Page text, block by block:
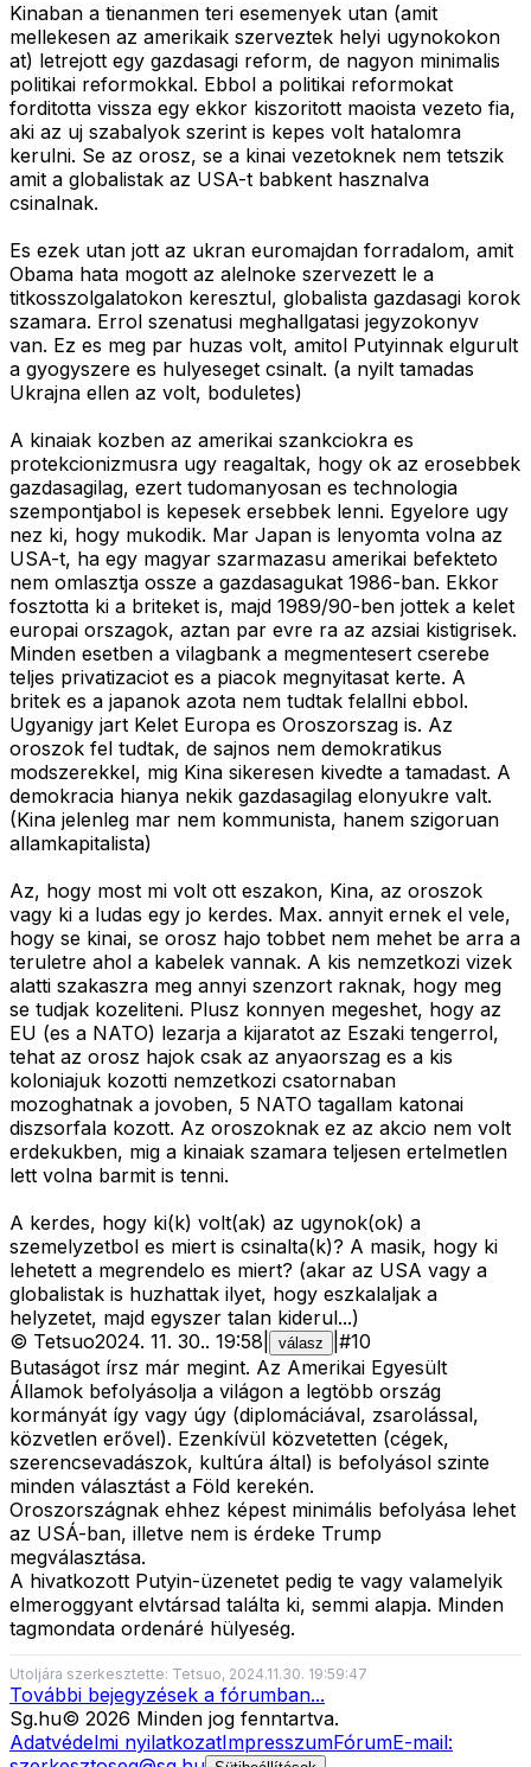
Kinaban a tienanmen teri esemenyek utan (amit
mellekesen az amerikaik szerveztek helyi ugynokokon
at) letrejott egy gazdasagi reform, de nagyon minimalis
politikai reformokkal. Ebbol a politikai reformokat
forditotta vissza egy ekkor kiszoritott maoista vezeto fia,
aki az uj szabalyok szerint is kepes volt hatalomra
kerulni. Se az orosz, se a kinai vezetoknek nem tetszik
amit a globalistak az USA-t babkent hasznalva
csinalnak.
Es ezek utan jott az ukran euromajdan forradalom, amit
Obama hata mogott az alelnoke szervezett le a
titkosszolgalatokon keresztul, globalista gazdasagi korok
szamara. Errol szenatusi meghallgatasi jegyzokonyv
van. Ez es meg par huzas volt, amitol Putyinnak elgurult
a gyogyszere es hulyeseget csinalt. (a nyilt tamadas
Ukrajna ellen az volt, boduletes)
A kinaiak kozben az amerikai szankciokra es
protekcionizmusra ugy reagaltak, hogy ok az erosebbek
gazdasagilag, ezert tudomanyosan es technologia
szempontjabol is kepesek ersebbek lenni. Egyelore ugy
nez ki, hogy mukodik. Mar Japan is lenyomta volna az
USA-t, ha egy magyar szarmazasu amerikai befekteto
nem omlasztja ossze a gazdasagukat 1986-ban. Ekkor
fosztotta ki a briteket is, majd 1989/90-ben jottek a kelet
europai orszagok, aztan par evre ra az azsiai kistigrisek.
Minden esetben a vilagbank a megmentesert cserebe
teljes privatizaciot es a piacok megnyitasat kerte. A
britek es a japanok azota nem tudtak felallni ebbol.
Ugyanigy jart Kelet Europa es Oroszorszag is. Az
oroszok fel tudtak, de sajnos nem demokratikus
modszerekkel, mig Kina sikeresen kivedte a tamadast. A
demokracia hianya nekik gazdasagilag elonyukre valt.
(Kina jelenleg mar nem kommunista, hanem szigoruan
allamkapitalista)
Az, hogy most mi volt ott eszakon, Kina, az oroszok
vagy ki a ludas egy jo kerdes. Max. annyit ernek el vele,
hogy se kinai, se orosz hajo tobbet nem mehet be arra a
teruletre ahol a kabelek vannak. A kis nemzetkozi vizek
alatti szakaszra meg annyi szenzort raknak, hogy meg
se tudjak kozeliteni. Plusz konnyen megeshet, hogy az
EU (es a NATO) lezarja a kijaratot az Eszaki tengerrol,
tehat az orosz hajok csak az anyaorszag es a kis
koloniajuk kozotti nemzetkozi csatornaban
mozoghatnak a jovoben, 5 NATO tagallam katonai
diszsorfala kozott. Az oroszoknak ez az akcio nem volt
erdekukben, mig a kinaiak szamara teljesen ertelmetlen
lett volna barmit is tenni.
A kerdes, hogy ki(k) volt(ak) az ugynok(ok) a
szemelyzetbol es miert is csinalta(k)? A masik, hogy ki
lehetett a megrendelo es miert? (akar az USA vagy a
globalistak is huzhattak ilyet, hogy eszkalaljak a
helyzetet, majd egyszer talan kiderul...)
© Tetsuo2024. 11. 30.. 19:58 válasz #10
Butaságot írsz már megint. Az Amerikai Egyesült
Államok befolyásolja a világon a legtöbb ország
kormányát így vagy úgy (diplomáciával, zsarolással,
közvetlen erővel). Ezenkívül közvetetten (cégek,
szerencsevadászok, kultúra által) is befolyásol szinte
minden választást a Föld kerekén.
Oroszországnak ehhez képest minimális befolyása lehet
az USÁ-ban, illetve nem is érdeke Trump
megválasztása.
A hivatkozott Putyin-üzenetet pedig te vagy valamelyik
elmeroggyant elvtársad találta ki, semmi alapja. Minden
tagmondata ordenáré hülyeség.
Utoljára szerkesztette: Tetsuo, 2024.11.30. 19:59:47
További bejegyzések a fórumban...
Sg.hu© 2026 Minden jog fenntartva.
Adatvédelmi nyilatkozatImpresszumFórumE-mail: